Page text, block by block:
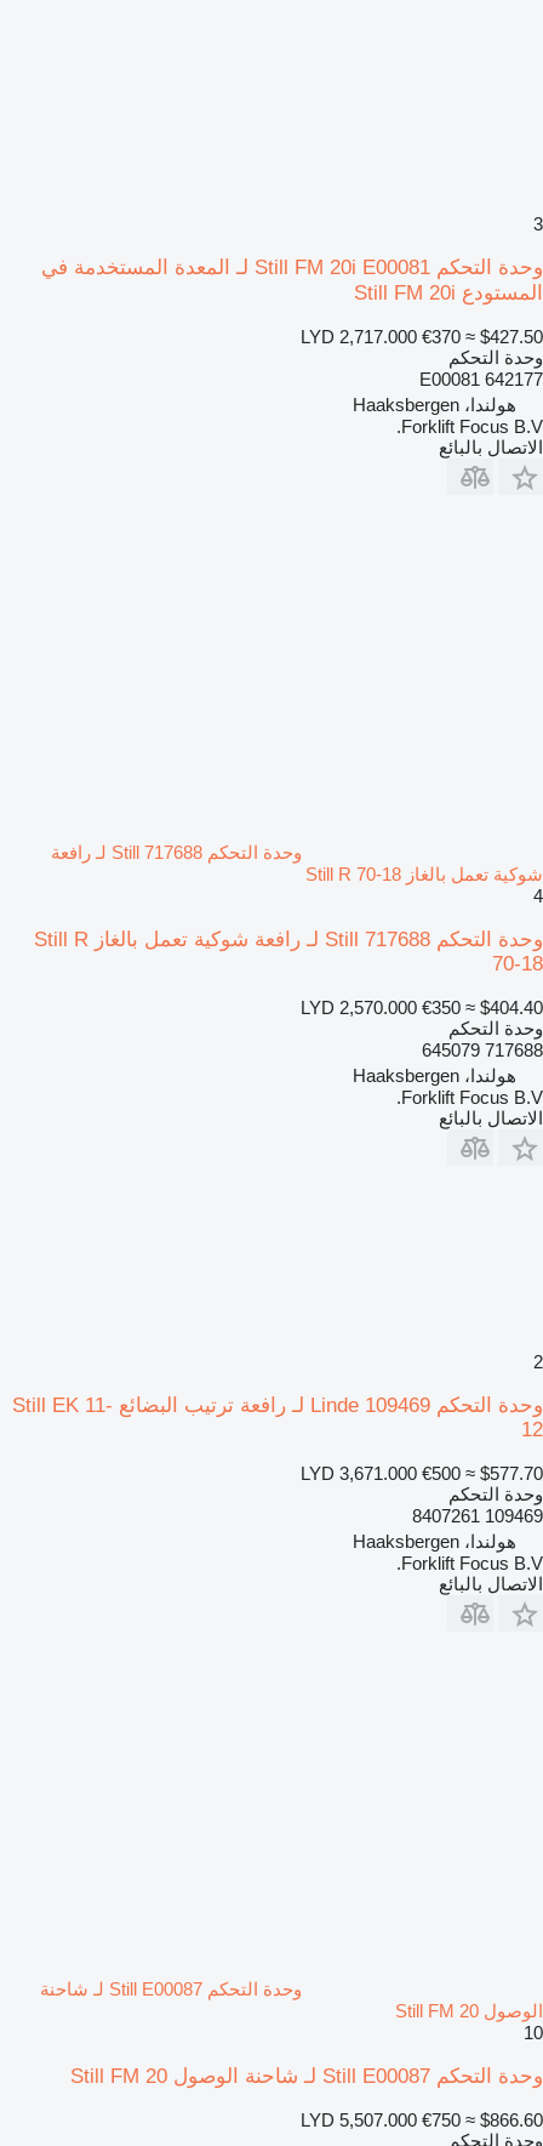
3
وحدة التحكم Still FM 20i E00081 لـ المعدة المستخدمة في
المستودع Still FM 20i
LYD 2,717.000 €370 ≈ $427.50
وحدة التحكم
E00081 642177
هولندا، Haaksbergen
Forklift Focus B.V.
الاتصال بالبائع
وحدة التحكم Still 717688 لـ رافعة
شوكية تعمل بالغاز Still R 70-18
4
وحدة التحكم Still 717688 لـ رافعة شوكية تعمل بالغاز Still R
70-18
LYD 2,570.000 €350 ≈ $404.40
وحدة التحكم
717688 645079
هولندا، Haaksbergen
Forklift Focus B.V.
الاتصال بالبائع
2
وحدة التحكم Linde 109469 لـ رافعة ترتيب البضائع Still EK 11-
12
LYD 3,671.000 €500 ≈ $577.70
وحدة التحكم
109469 8407261
هولندا، Haaksbergen
Forklift Focus B.V.
الاتصال بالبائع
وحدة التحكم Still E00087 لـ شاحنة
الوصول Still FM 20
10
وحدة التحكم Still E00087 لـ شاحنة الوصول Still FM 20
LYD 5,507.000 €750 ≈ $866.60
وحدة التحكم